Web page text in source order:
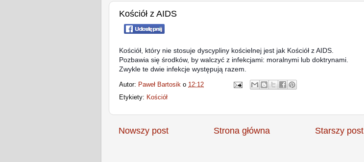
Kościół z AIDS
Kościół, który nie stosuje dyscypliny kościelnej jest jak Kościół z AIDS.
Pozbawia się środków, by walczyć z infekcjami: moralnymi lub doktrynami.
Zwykle te dwie infekcje występują razem.
Autor: Paweł Bartosik o 12:12
Etykiety: Kościół
Nowszy post Starszy post
Strona główna